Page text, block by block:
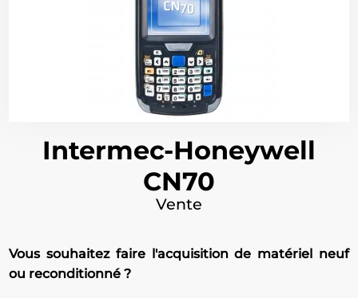
Intermec-Honeywell
CN70
Vente
Vous souhaitez faire l'acquisition de matériel neuf
ou reconditionné ?